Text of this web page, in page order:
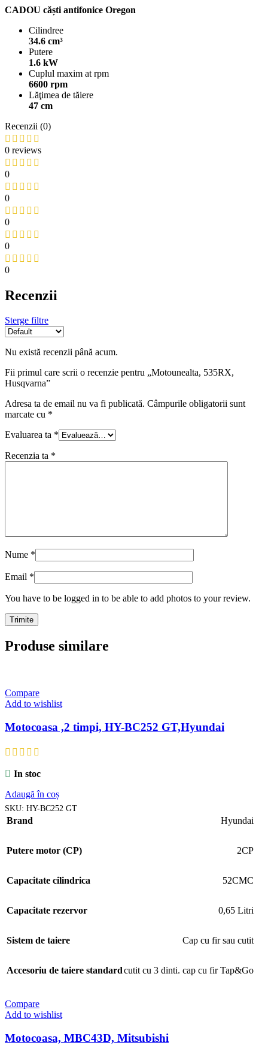
CADOU căști antifonice Oregon
Cilindree
34.6 cm³
Putere
1.6 kW
Cuplul maxim at rpm
6600 rpm
Lăţimea de tăiere
47 cm
Recenzii (0)
0 reviews
0
0
0
0
0
Recenzii
Sterge filtre
Nu există recenzii până acum.
Fii primul care scrii o recenzie pentru „Motounealta, 535RX,
Husqvarna”
Adresa ta de email nu va fi publicată. Câmpurile obligatorii sunt
marcate cu *
Evaluarea ta *
Recenzia ta *
Nume *
Email *
You have to be logged in to be able to add photos to your review.
Produse similare
Compare
Add to wishlist
Motocoasa ,2 timpi, HY-BC252 GT,Hyundai
In stoc
Adaugă în coș
SKU: HY-BC252 GT
Brand Hyundai
Putere motor (CP) 2CP
Capacitate cilindrica 52CMC
Capacitate rezervor 0,65 Litri
Sistem de taiere Cap cu fir sau cutit
Accesoriu de taiere standardcutit cu 3 dinti. cap cu fir Tap&Go
Compare
Add to wishlist
Motocoasa, MBC43D, Mitsubishi